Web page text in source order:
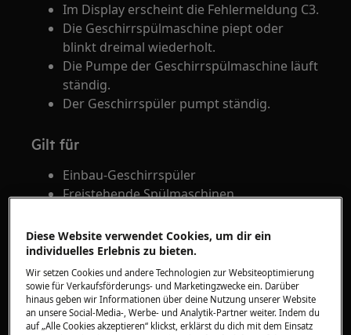
Im Display erscheint die Fehlermeldung C3.
Die Geschirrspülmaschine piept oder
blinkt dreimal wiederholt.
Die Pumpe der Geschirrspülmaschine läuft
ständig.
Der Geschirrspüler pumpt ständig.
Gilt für
Einbau-Geschirrspüler
Freistehende Spülmaschinen
Lösung
Wird die Fehlermeldung i30, ist der
Geschirrspüler vielleicht undicht und/oder es
befindet sich eine Wasseransammlung im
Geräteboden. Ein Schwimmerschalter löst die
Diese Website verwendet Cookies, um dir ein
individuelles Erlebnis zu bieten.
Wir setzen Cookies und andere Technologien zur Websiteoptimierung
sowie für Verkaufsförderungs- und Marketingzwecke ein. Darüber
hinaus geben wir Informationen über deine Nutzung unserer Website
an unsere Social-Media-, Werbe- und Analytik-Partner weiter. Indem du
auf „Alle Cookies akzeptieren“ klickst, erklärst du dich mit dem Einsatz